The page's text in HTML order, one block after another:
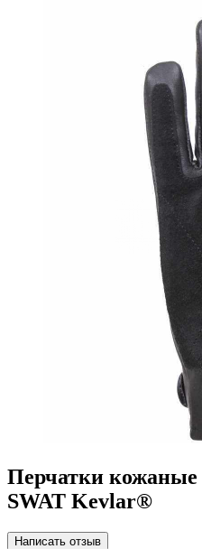
Перчатки
SWAT Kevlar®
Написать отзыв